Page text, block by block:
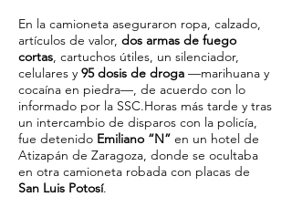
En la camioneta aseguraron ropa, calzado,
artículos de valor, dos armas de fuego
cortas, cartuchos útiles, un silenciador,
celulares y 95 dosis de droga —marihuana y
cocaína en piedra—, de acuerdo con lo
informado por la SSC.Horas más tarde y tras
un intercambio de disparos con la policía,
fue detenido Emiliano “N” en un hotel de
Atizapán de Zaragoza, donde se ocultaba
en otra camioneta robada con placas de
San Luis Potosí.